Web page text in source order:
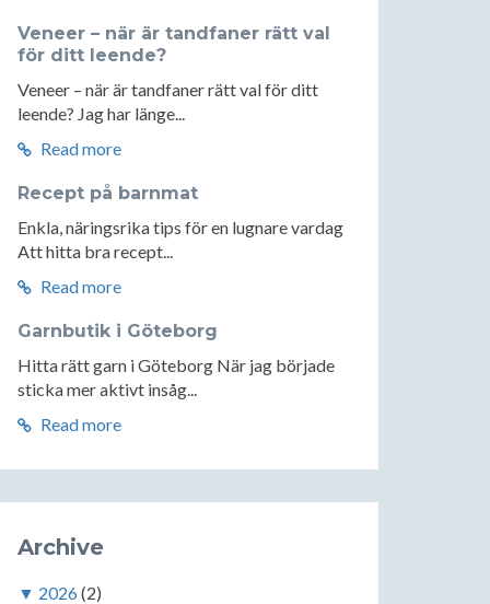
Veneer – när är tandfaner rätt val
för ditt leende?
Veneer – när är tandfaner rätt val för ditt
leende? Jag har länge...
Read more
Recept på barnmat
Enkla, näringsrika tips för en lugnare vardag
Att hitta bra recept...
Read more
Garnbutik i Göteborg
Hitta rätt garn i Göteborg När jag började
sticka mer aktivt insåg...
Read more
Archive
▼ 2026(2)